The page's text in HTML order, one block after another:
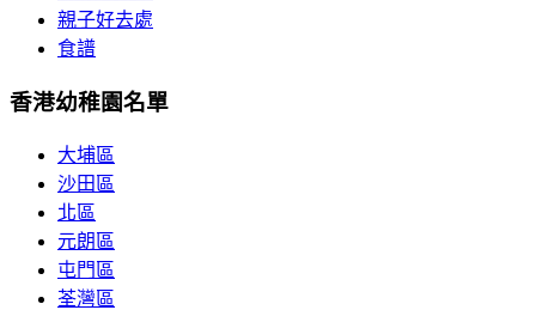
親子好去處
食譜
香港幼稚園名單
大埔區
沙田區
北區
元朗區
屯門區
荃灣區